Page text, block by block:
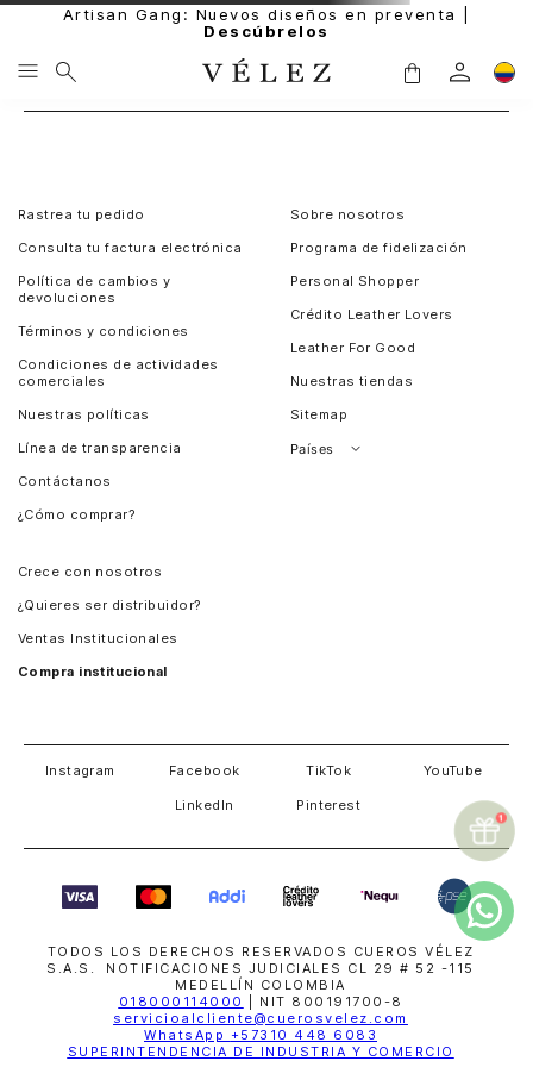
Artisan Gang: Nuevos diseños en preventa |
Descúbrelos
Rastrea tu pedido
Consulta tu factura electrónica
Política de cambios y
devoluciones
Términos y condiciones
Condiciones de actividades
comerciales
Nuestras políticas
Línea de transparencia
Contáctanos
¿Cómo comprar?
Sobre nosotros
Programa de fidelización
Personal Shopper
Crédito Leather Lovers
Leather For Good
Nuestras tiendas
Sitemap
Países
Crece con nosotros
¿Quieres ser distribuidor?
Ventas Institucionales
Compra institucional
Instagram Facebook TikTok YouTube
LinkedIn Pinterest
TODOS LOS DERECHOS RESERVADOS CUEROS VÉLEZ
S.A.S. NOTIFICACIONES JUDICIALES CL 29 # 52 -115
MEDELLÍN COLOMBIA
018000114000
| NIT 800191700-8
servicioalcliente@cuerosvelez.com
WhatsApp +57310 448 6083
SUPERINTENDENCIA DE INDUSTRIA Y COMERCIO